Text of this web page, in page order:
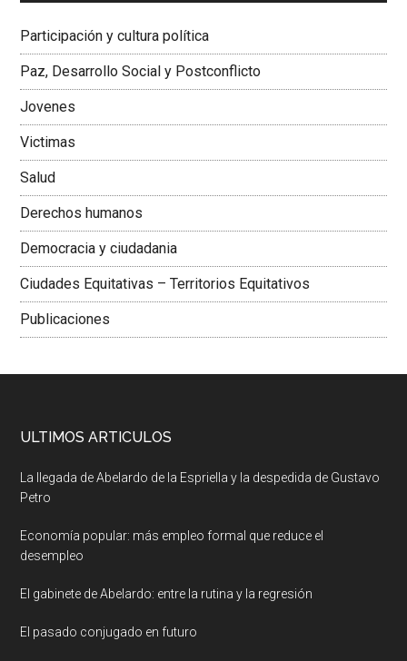
Colombiana
Participación y cultura política
Paz, Desarrollo Social y Postconflicto
Jovenes
Victimas
Salud
Derechos humanos
Democracia y ciudadania
Ciudades Equitativas – Territorios Equitativos
Publicaciones
ULTIMOS ARTICULOS
La llegada de Abelardo de la Espriella y la despedida de Gustavo
Petro
Economía popular: más empleo formal que reduce el
desempleo
El gabinete de Abelardo: entre la rutina y la regresión
El pasado conjugado en futuro